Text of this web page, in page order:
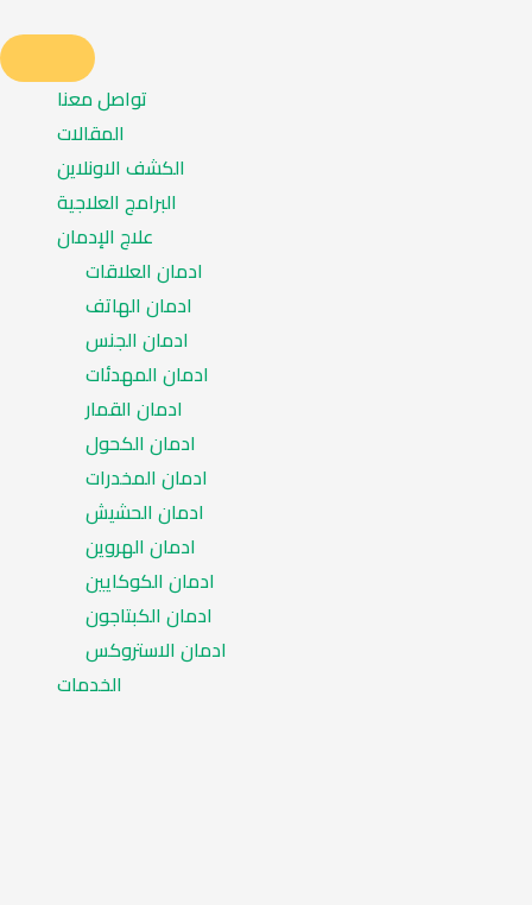
تواصل معنا
المقالات
الكشف الاونلاين
البرامج العلاجية
علاج الإدمان
ادمان العلاقات
ادمان الهاتف
ادمان الجنس
ادمان المهدئات
ادمان القمار
ادمان الكحول
ادمان المخدرات
ادمان الحشيش
ادمان الهروين
ادمان الكوكايين
ادمان الكبتاجون
ادمان الاستروكس
الخدمات